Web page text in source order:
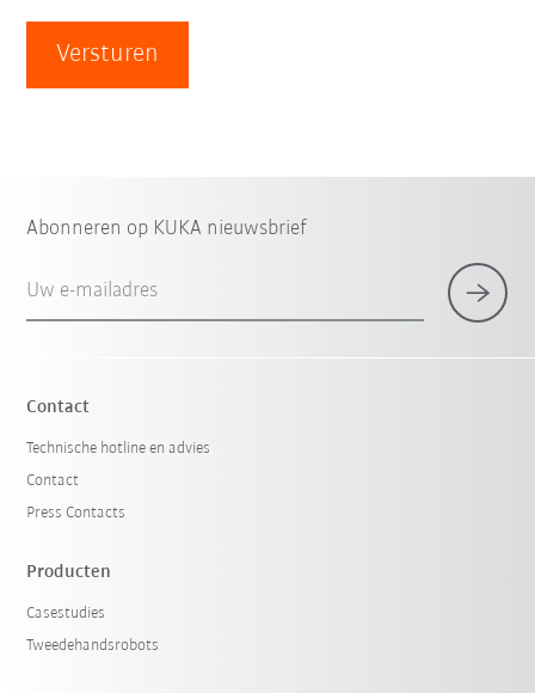
Versturen
Abonneren op KUKA nieuwsbrief
Uw e-mailadres
Contact
Technische hotline en advies
Contact
Press Contacts
Producten
Casestudies
Tweedehandsrobots